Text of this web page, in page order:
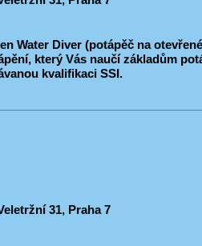
Water Diver (potápěč na
který Vás naučí základům
kvalifikaci SSI.
31, Praha 7